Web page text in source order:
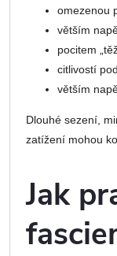
omezenou
větším
pocitem
citlivostí
větším
Dlouhé sezení,
zatížení mohou
Jak